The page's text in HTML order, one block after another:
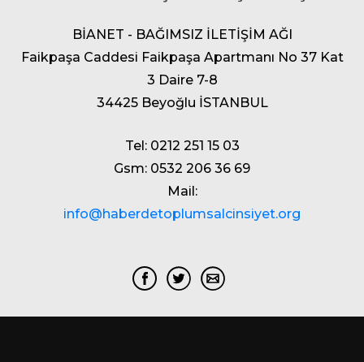
BİANET - BAĞIMSIZ İLETİŞİM AĞI
Faikpaşa Caddesi Faikpaşa Apartmanı No 37 Kat
3 Daire 7-8
34425 Beyoğlu İSTANBUL
Tel: 0212 251 15 03
Gsm: 0532 206 36 69
Mail:
info@haberdetoplumsalcinsiyet.org